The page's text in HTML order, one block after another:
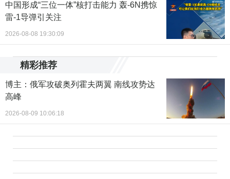
中国形成“三位一体”核打击能力 轰-6N携惊
雷-1导弹引关注
2026-08-08 19:30:09
精彩推荐
博主：俄军攻破奥列霍夫两翼 南线攻势达
高峰
2026-08-09 10:06:18